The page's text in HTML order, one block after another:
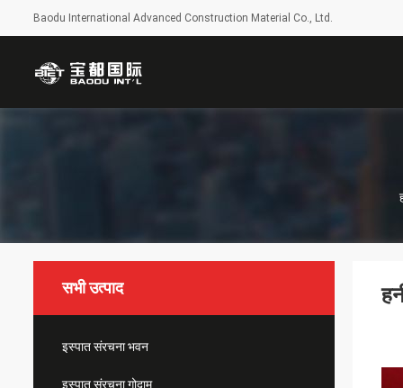
Baodu International Advanced Construction Material Co., Ltd.
सभी उत्पाद
इस्पात संरचना भवन
इस्पात संरचना गोदाम